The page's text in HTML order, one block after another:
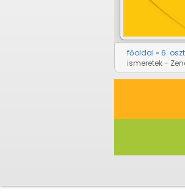
főoldal 6.
ismeretek -